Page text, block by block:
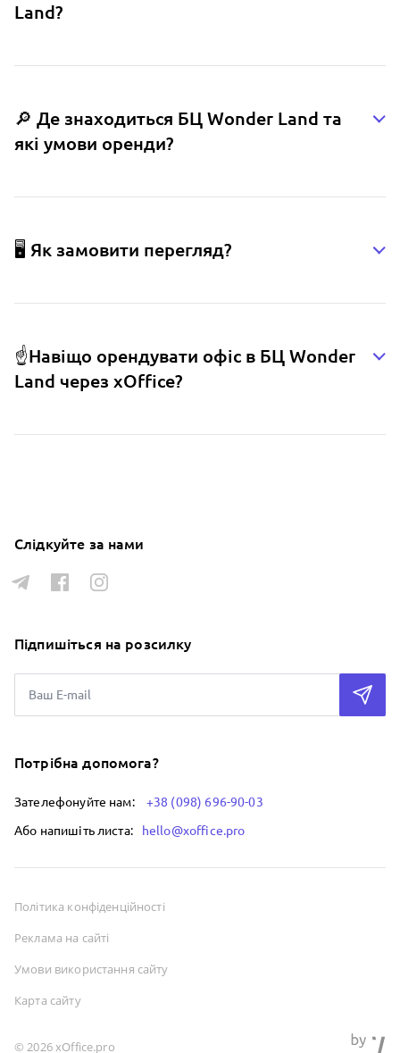
Land?
🔎 Де знаходиться БЦ Wonder Land та
які умови оренди?
🖥️ Як замовити перегляд?
☝️Навіщо орендувати офіс в БЦ Wonder
Land через xOffice?
Слідкуйте за нами
Підпишіться на розсилку
Потрібна допомога?
Зателефонуйте нам:
+38 (098) 696-90-03
Або напишіть листа:
hello@xoffice.pro
© 2026 xOffice.pro
Політика конфіденційності
Реклама на сайті
Умови використання сайту
Карта сайту